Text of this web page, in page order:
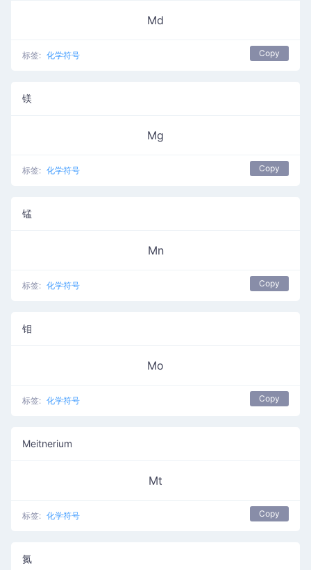
Md
标签: 化学符号 Copy
镁
Mg
标签: 化学符号 Copy
锰
Mn
标签: 化学符号 Copy
钼
Mo
标签: 化学符号 Copy
Meitnerium
Mt
标签: 化学符号 Copy
氮